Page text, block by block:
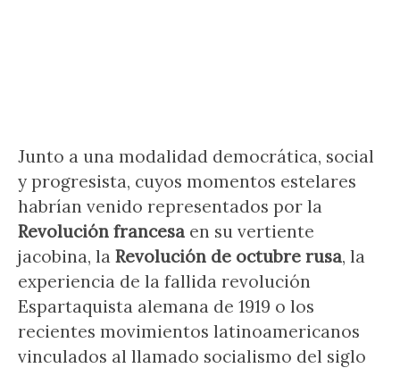
Junto a una modalidad democrática, social
y progresista, cuyos momentos estelares
habrían venido representados por la
Revolución francesa en su vertiente
jacobina, la Revolución de octubre rusa, la
experiencia de la fallida revolución
Espartaquista alemana de 1919 o los
recientes movimientos latinoamericanos
vinculados al llamado socialismo del siglo